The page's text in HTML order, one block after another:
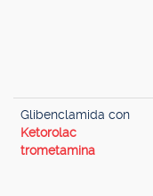
Glibenclamida con
Ketorolac
trometamina